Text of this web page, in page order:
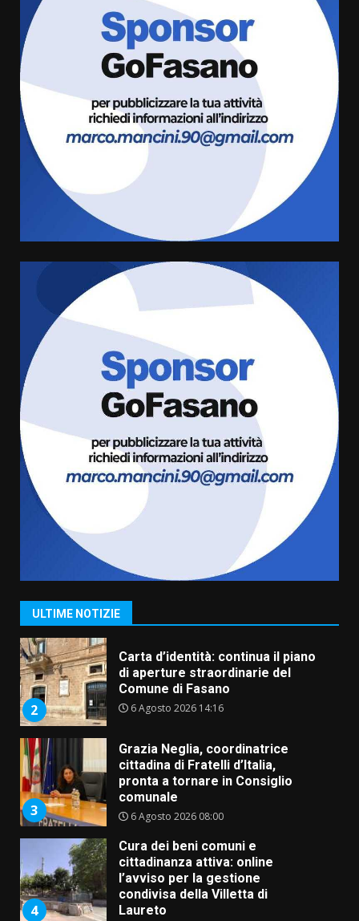
ULTIME NOTIZIE
Grazia Neglia, coordinatrice
cittadina di Fratelli d’Italia,
pronta a tornare in Consiglio
comunale
6 Agosto 2026 08:00
Cura dei beni comuni e
cittadinanza attiva: online
l’avviso per la gestione
condivisa della Villetta di
assoluta de “L’Albergo
Belvedere. Il rapimento”
6 Agosto 2026 06:15
Serie D, l’Us Fasano è escluso
dal campionato
5 Agosto 2026 17:30
Truffatori in azione nelle
frazioni fasanesi
5 Agosto 2026 11:03
1
Fasanese ferito a colpi di arma
da fuoco
6 Agosto 2026 18:13
2
Carta d’identità: continua il piano
di aperture straordinarie del
Comune di Fasano
6 Agosto 2026 14:16
3
Grazia Neglia, coordinatrice
cittadina di Fratelli d’Italia,
pronta a tornare in Consiglio
comunale
6 Agosto 2026 08:00
4
Cura dei beni comuni e
cittadinanza attiva: online
l’avviso per la gestione
condivisa della Villetta di
Laureto